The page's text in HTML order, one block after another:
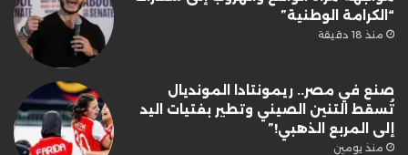
“الكرامة الوطنية”
منذ 18 دقيقة
صنع في مصر.. ريمونتادا المونديال
تُسقط التنين الصيني وتطير بفتيات اليد
إلى المربع الذهبي!”
منذ يومين